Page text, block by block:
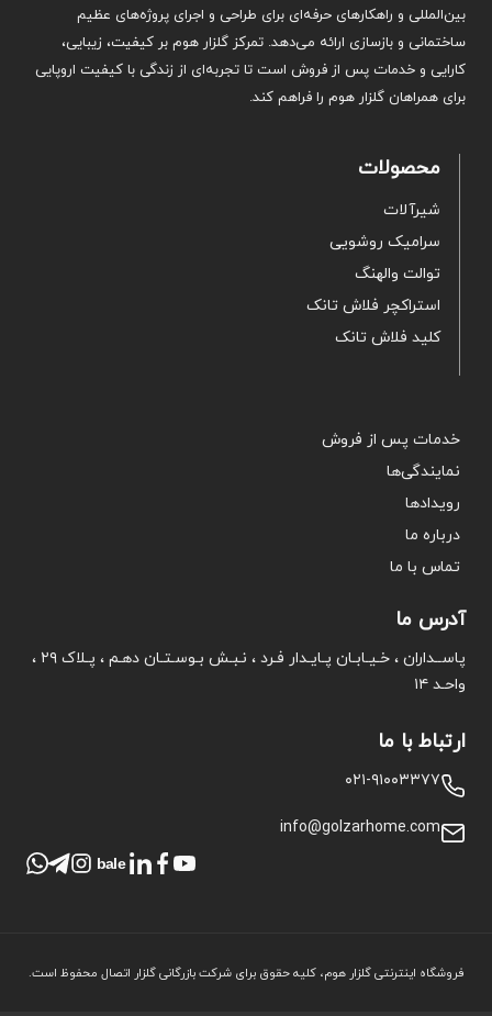
bale
آدرس ما
پاســداران ، خـیـابـان پـایـدار فـرد ، نـبـش بـوسـتـان دهـم ، پـلاک ۲۹ ،
واحـد ۱۴
ارتباط با ما
۰۲۱-۹۱۰۰۳۳۷۷
info@golzarhome.com
بین‌المللی و راهکارهای حرفه‌ای برای طراحی و اجرای پروژه‌های عظیم
ساختمانی و بازسازی ارائه می‌دهد. تمرکز گلزار هوم بر کیفیت، زیبایی،
کارایی و خدمات پس از فروش است تا تجربه‌ای از زندگی با کیفیت اروپایی
برای همراهان گلزار هوم را فراهم کند.
خدمات پس از فروش
نمایندگی‌ها
رویدادها
درباره ما
تماس با ما
محصولات
شیرآلات
سرامیک روشویی
توالت والهنگ
استراکچر فلاش تانک
کلید فلاش تانک
فروشگاه اینترنتی گلزار هوم، کلیه حقوق برای شرکت بازرگانی گلزار اتصال محفوظ است.